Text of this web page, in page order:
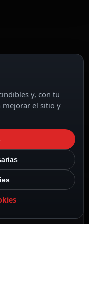
y, con tu
mejorar el sitio y